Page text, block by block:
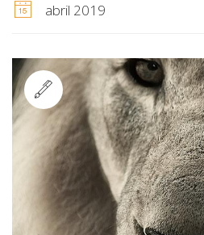
abril 2019
Standard